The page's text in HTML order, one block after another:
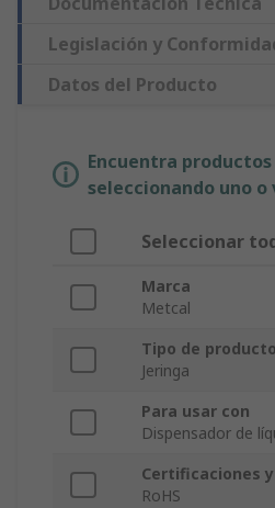
Legislación y
Datos del Producto
Encuentra
seleccionando uno
Seleccionar
Marca
Metcal
Tipo de producto
Jeringa
Para usar con
Dispensador de
Certificaciones
RoHS